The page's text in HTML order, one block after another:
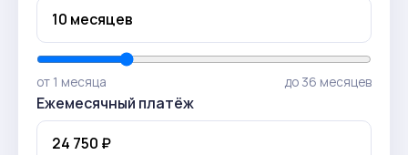
от 1 месяца до 36 месяцев
Ежемесячный платёж